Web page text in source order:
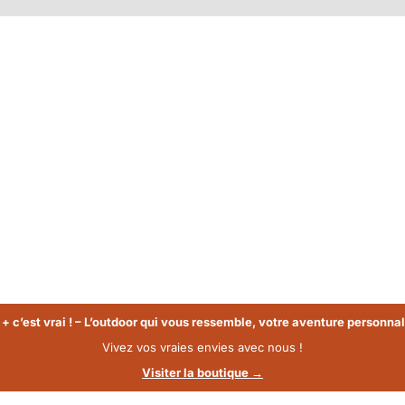
+ c’est vrai ! – L’outdoor qui vous ressemble, votre aventure
Vivez vos vraies envies avec nous !
Visiter la boutique →